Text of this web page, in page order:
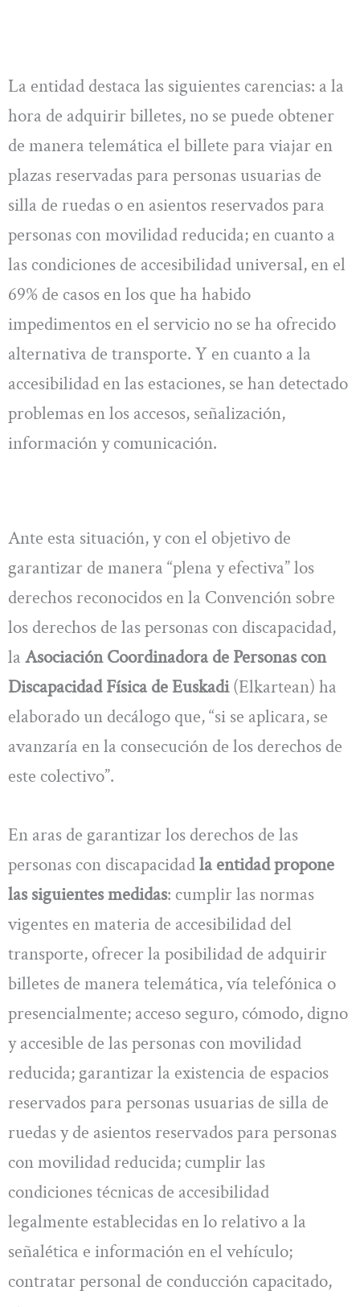
La entidad destaca las siguientes carencias: a la
hora de adquirir billetes, no se puede obtener
de manera telemática el billete para viajar en
plazas reservadas para personas usuarias de
silla de ruedas o en asientos reservados para
personas con movilidad reducida; en cuanto a
las condiciones de accesibilidad universal, en el
69% de casos en los que ha habido
impedimentos en el servicio no se ha ofrecido
alternativa de transporte. Y en cuanto a la
accesibilidad en las estaciones, se han detectado
problemas en los accesos, señalización,
información y comunicación.
Ante esta situación, y con el objetivo de
garantizar de manera “plena y efectiva” los
derechos reconocidos en la Convención sobre
los derechos de las personas con discapacidad,
la Asociación Coordinadora de Personas con
Discapacidad Física de Euskadi(Elkartean) ha
elaborado un decálogo que, “si se aplicara, se
avanzaría en la consecución de los derechos de
este colectivo”.
En aras de garantizar los derechos de las
personas con discapacidadla entidad propone
las siguientes medidas: cumplir las normas
vigentes en materia de accesibilidad del
transporte, ofrecer la posibilidad de adquirir
billetes de manera telemática, vía telefónica o
presencialmente; acceso seguro, cómodo, digno
y accesible de las personas con movilidad
reducida; garantizar la existencia de espacios
reservados para personas usuarias de silla de
ruedas y de asientos reservados para personas
con movilidad reducida; cumplir las
condiciones técnicas de accesibilidad
legalmente establecidas en lo relativo a la
señalética e información en el vehículo;
contratar personal de conducción capacitado,